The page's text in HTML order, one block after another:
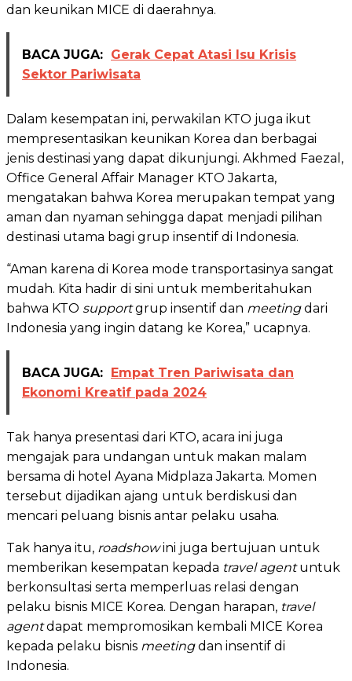
dan keunikan MICE di daerahnya.
BACA JUGA: Gerak Cepat Atasi Isu Krisis
Sektor Pariwisata
Dalam kesempatan ini, perwakilan KTO juga ikut
mempresentasikan keunikan Korea dan berbagai
jenis destinasi yang dapat dikunjungi. Akhmed Faezal,
Office General Affair Manager KTO Jakarta,
mengatakan bahwa Korea merupakan tempat yang
aman dan nyaman sehingga dapat menjadi pilihan
destinasi utama bagi grup insentif di Indonesia.
“Aman karena di Korea mode transportasinya sangat
mudah. Kita hadir di sini untuk memberitahukan
bahwa KTO supportgrup insentif dan meetingdari
Indonesia yang ingin datang ke Korea,” ucapnya.
BACA JUGA: Empat Tren Pariwisata dan
Ekonomi Kreatif pada 2024
Tak hanya presentasi dari KTO, acara ini juga
mengajak para undangan untuk makan malam
bersama di hotel Ayana Midplaza Jakarta. Momen
tersebut dijadikan ajang untuk berdiskusi dan
mencari peluang bisnis antar pelaku usaha.
Tak hanya itu, roadshowini juga bertujuan untuk
memberikan kesempatan kepada travel agentuntuk
berkonsultasi serta memperluas relasi dengan
pelaku bisnis MICE Korea. Dengan harapan, travel
agentdapat mempromosikan kembali MICE Korea
kepada pelaku bisnis meetingdan insentif di
Indonesia.